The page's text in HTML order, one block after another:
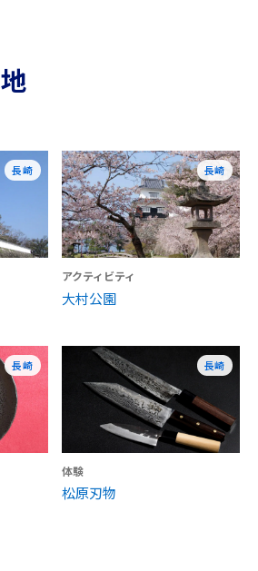
長崎 長崎
アクティビティ
大村公園
長崎 長崎
体験
松原刃物